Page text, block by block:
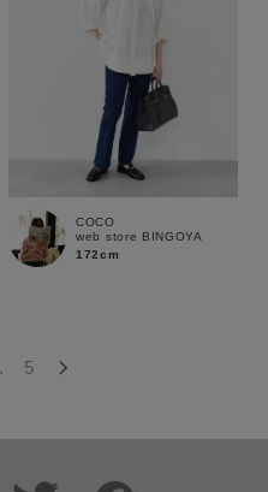
絞り込む
COCO
web store BINGOYA
172cm
5